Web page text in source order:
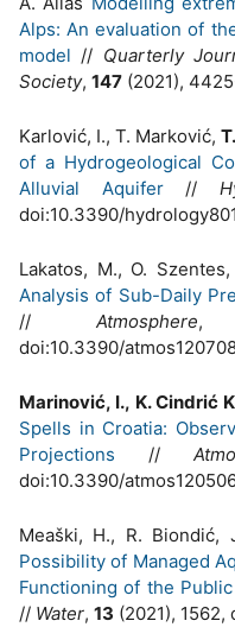
Alps: An evaluation of
model // Quarterly
Society, 147 (2021),
Karlović, I., T. Marković,
of a Hydrogeological
Alluvial Aquifer//
doi:10.3390/
Lakatos, M., O. Szentes,
Analysis of Sub-Daily
// Atmosphere
doi:10.3390/
Marinović, I., K. Cindrić
Spells in Croatia:
Projections //
doi:10.3390/
Meaški, H., R. Biondić,
Possibility of Managed
Functioning of the
// Water, 13 (2021), 1562,